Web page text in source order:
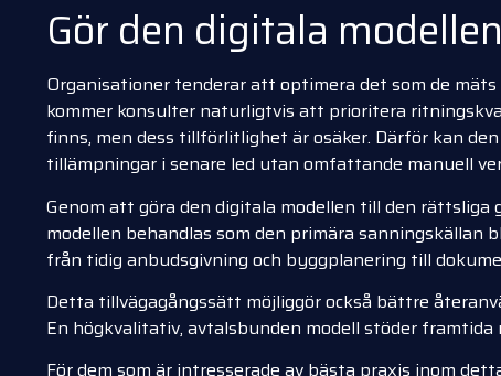
Gör den digitala
Organisationer tenderar att optimera det som de
kommer konsulter naturligtvis att prioritera
finns, men dess tillförlitlighet är osäker. Därför kan
tillämpningar i senare led utan omfattande manuell
Genom att göra den digitala modellen till den
modellen behandlas som den primära
från tidig anbudsgivning och byggplanering till
Detta tillvägagångssätt möjliggör också bättre
En högkvalitativ, avtalsbunden modell stöder
För dem som är intresserade av bästa praxis inom